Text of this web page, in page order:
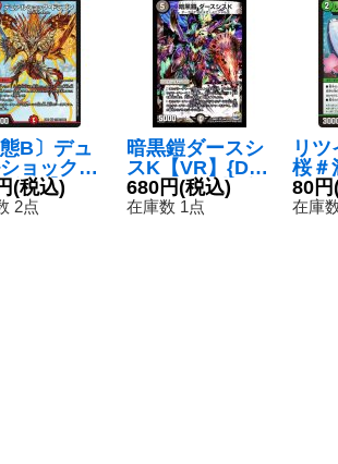
B〕デュ
ョック・
ン【S
8
(税込)
2点
暗黒鎧ダースシ
スK【VR】{DM
R213/94}《闇》
680円(税込)
在庫数 1点
リツ
桜＃
《自
80円
在庫